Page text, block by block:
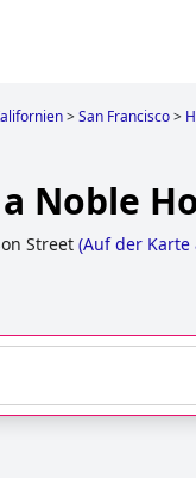
>San Francisco>
Noble
Street (Auf der Karte